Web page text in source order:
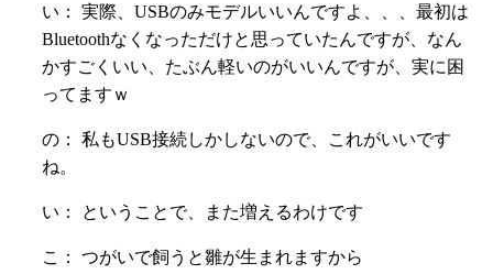
い： 実際、USBのみモデルいいんですよ、、、最初は
Bluetoothなくなっただけと思っていたんですが、なん
かすごくいい、たぶん軽いのがいいんですが、実に困
ってますｗ
の： 私もUSB接続しかしないので、これがいいです
ね。
い： ということで、また増えるわけです
こ： つがいで飼うと雛が生まれますから